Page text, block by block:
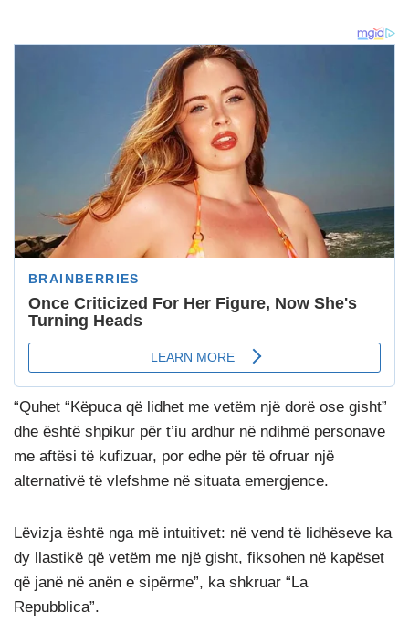
“Quhet “Këpuca që lidhet me vetëm një dorë ose gisht”
dhe është shpikur për t’iu ardhur në ndihmë personave
me aftësi të kufizuar, por edhe për të ofruar një
alternativë të vlefshme në situata emergjence.
Lëvizja është nga më intuitivet: në vend të lidhëseve ka
dy llastikë që vetëm me një gisht, fiksohen në kapëset
që janë në anën e sipërme”, ka shkruar “La
Repubblica”.